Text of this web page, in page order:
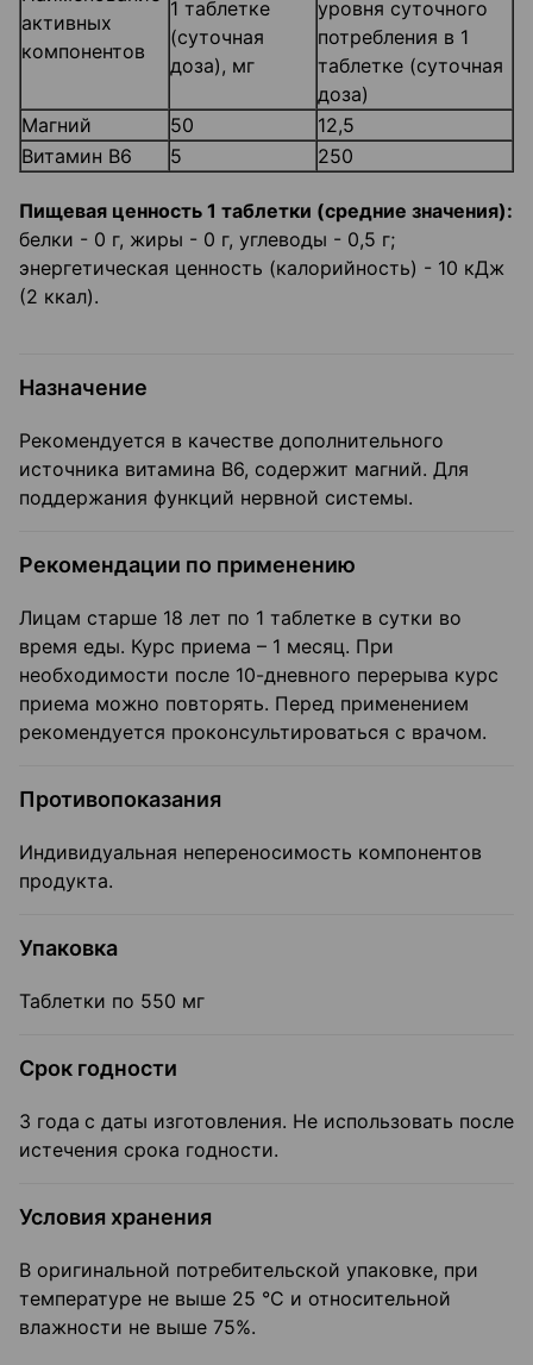
активных
компонентов
1 таблетке
(суточная
доза), мг
уровня суточного
потребления в 1
таблетке (суточная
доза)
Магний
50
12,5
Витамин В6
5 250
Пищевая ценность 1 таблетки (средние значения):
белки - 0 г, жиры - 0 г, углеводы - 0,5 г;
энергетическая ценность (калорийность) - 10 кДж
(2 ккал).
Назначение
Рекомендуется в качестве дополнительного
источника витамина В6, содержит магний. Для
поддержания функций нервной системы.
Рекомендации по применению
Лицам старше 18 лет по 1 таблетке в сутки во
время еды. Курс приема – 1 месяц. При
необходимости после 10-дневного перерыва курс
приема можно повторять. Перед применением
рекомендуется проконсультироваться с врачом.
Противопоказания
Индивидуальная непереносимость компонентов
продукта.
Упаковка
Таблетки по 550 мг
Срок годности
3 года с даты изготовления. Не использовать после
истечения срока годности.
Условия хранения
В оригинальной потребительской упаковке, при
температуре не выше 25 °C и относительной
влажности не выше 75%.